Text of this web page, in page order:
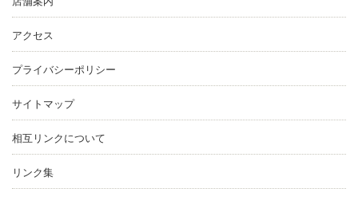
アクセス
プライバシーポリシー
サイトマップ
相互リンクについて
リンク集